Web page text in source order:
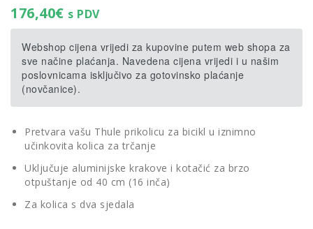
176,40€ s PDV
Webshop cijena vrijedi za kupovine putem web shopa za
sve načine plaćanja. Navedena cijena vrijedi i u našim
poslovnicama isključivo za gotovinsko plaćanje
(novčanice).
Pretvara vašu Thule prikolicu za bicikl u iznimno
učinkovita kolica za trčanje
Uključuje aluminijske krakove i kotačić za brzo
otpuštanje od 40 cm (16 inča)
Za kolica s dva sjedala